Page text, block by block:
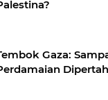
Gaza: